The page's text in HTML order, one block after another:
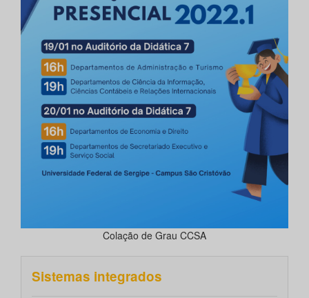
Colação de Grau CCSA
Sistemas integrados